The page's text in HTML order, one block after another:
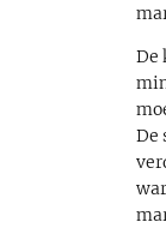
De
De